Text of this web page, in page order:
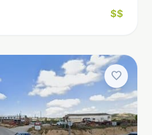
$$
favorite